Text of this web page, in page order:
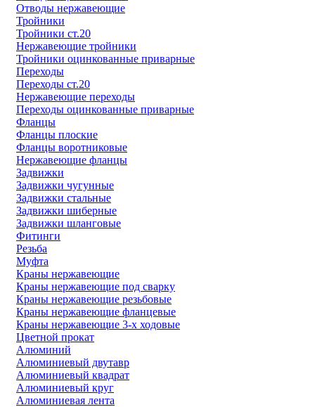
Отводы нержавеющие
Тройники
Тройники ст.20
Нержавеющие тройники
Тройники оцинкованные приварные
Переходы
Переходы ст.20
Нержавеющие переходы
Переходы оцинкованные приварные
Фланцы
Фланцы плоские
Фланцы воротниковые
Нержавеющие фланцы
Задвижки
Задвижки чугунные
Задвижки стальные
Задвижки шиберные
Задвижки шланговые
Фитинги
Резьба
Муфта
Краны нержавеющие
Краны нержавеющие под сварку
Краны нержавеющие резьбовые
Краны нержавеющие фланцевые
Краны нержавеющие 3-х ходовые
Цветной прокат
Алюминий
Алюминиевый двутавр
Алюминиевый квадрат
Алюминиевый круг
Алюминиевая лента